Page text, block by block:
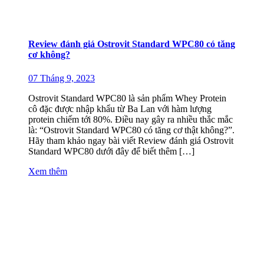
Review đánh giá Ostrovit Standard WPC80 có tăng
cơ không?
07 Tháng 9, 2023
Ostrovit Standard WPC80 là sản phẩm Whey Protein
cô đặc được nhập khẩu từ Ba Lan với hàm lượng
protein chiếm tới 80%. Điều nay gây ra nhiều thắc mắc
là: “Ostrovit Standard WPC80 có tăng cơ thật không?”.
Hãy tham khảo ngay bài viết Review đánh giá Ostrovit
Standard WPC80 dưới đây để biết thêm […]
Xem thêm